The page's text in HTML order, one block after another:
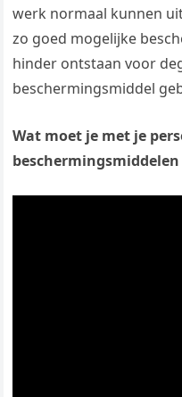
werk normaal kunnen
zo goed mogelijke
hinder ontstaan voor
beschermingsmiddel
Wat moet je met je
beschermingsmiddelen